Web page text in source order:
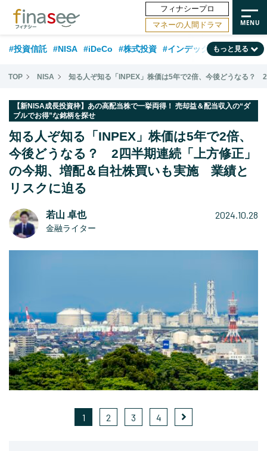
フィナシープロ
マネーの人間ドラマ
#投資信託 #NISA #iDeCo #株式投資 #インデックスファンド
#相談事例 #相続・贈与 #FP #新NISA #ランキング #トレンド
#資産運用業界 #老後
#フィナンシャル・ウェルビーイング #データ・調査 #国内株式型
#60代
もっと見る
TOP NISA 知る人ぞ知る「INPEX」株価は5年で2倍、今後どうなる？
【新NISA成長投資枠】あの高配当株で一挙両得！ 売却益＆配当収入の“ダ
ブルでお得”な銘柄を探せ
知る人ぞ知る「INPEX」株価は5年で2倍、
今後どうなる？ 2四半期連続「上方修正」
の今期、増配＆自社株買いも実施 業績と
リスクに迫る
若山 卓也
金融ライター
2024.10.28
1 2 3 4